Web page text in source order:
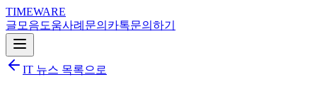
TIMEWARE
글 모음도움사례 문의 카톡문의하기
IT 뉴스 목록으로